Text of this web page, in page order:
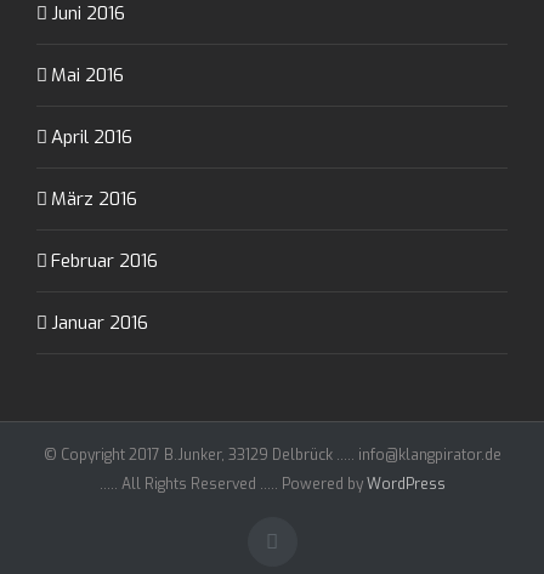
Juni 2016
Mai 2016
April 2016
März 2016
Februar 2016
Januar 2016
© Copyright 2017 B.Junker, 33129 Delbrück ..... info@klangpirator.de
..... All Rights Reserved ..... Powered byWordPress